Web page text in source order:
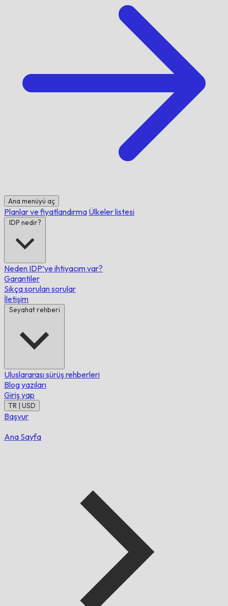
Ana menüyü aç
Planlar ve fiyatlandırma Ülkeler listesi
IDP nedir?
Neden IDP’ye ihtiyacım var?
Garantiler
Sıkça sorulan sorular
İletişim
Seyahat rehberi
Uluslararası sürüş rehberleri
Blog yazıları
Giriş yap
TR | USD
Başvur
Ana Sayfa